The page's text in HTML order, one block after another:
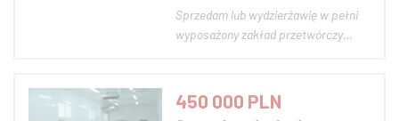
Sprzedam lub wydzierżawię w pełni
wyposażony zakład przetwórczy
lat był przetwórnią ryb, łatwy do
zaadaptowania na inną formę
450 000 PLN